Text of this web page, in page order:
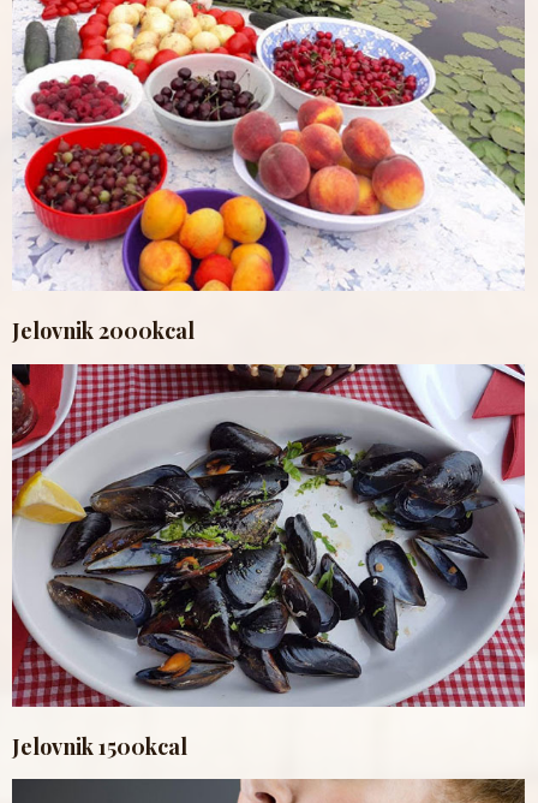
Jelovnik 2000kcal
Jelovnik 1500kcal